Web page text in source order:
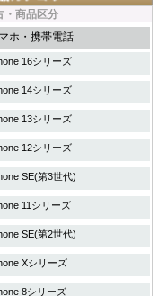
・商品区分
ホ・携帯電話
16シリーズ
14シリーズ
13シリーズ
12シリーズ
SE(第3世代)
11シリーズ
SE(第2世代)
Xシリーズ
8シリーズ